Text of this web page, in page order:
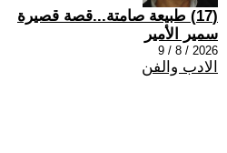
(17) طبيعة صامتة...قصة قصيرة
سمير الأمير
2026 / 8 / 9
الادب والفن